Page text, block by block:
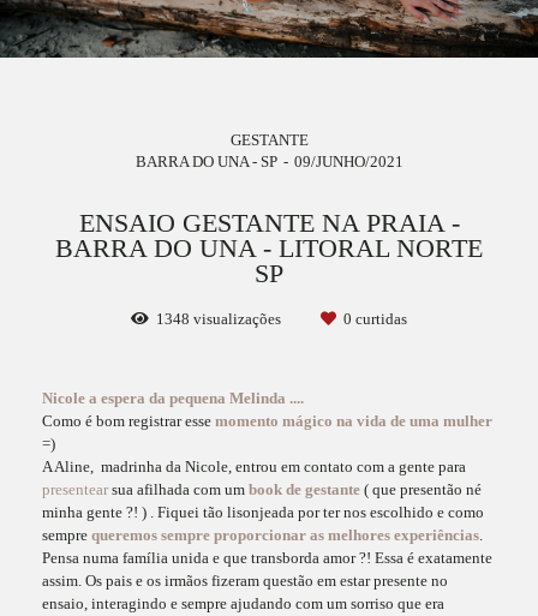
GESTANTE
BARRA DO UNA - SP
09/JUNHO/2021
ENSAIO GESTANTE NA PRAIA -
BARRA DO UNA - LITORAL NORTE
SP
1348 visualizações 0 curtidas
Nicole a espera da pequena Melinda ....
Como é bom registrar esse momento mágico na vida de uma mulher
=)
A Aline, madrinha da Nicole, entrou em contato com a gente para
presentearsua afilhada com um book de gestante ( que presentão né
minha gente ?! ) . Fiquei tão lisonjeada por ter nos escolhido e como
sempre queremos sempre proporcionar as melhores experiências.
Pensa numa família unida e que transborda amor ?! Essa é exatamente
assim. Os pais e os irmãos fizeram questão em estar presente no
ensaio, interagindo e sempre ajudando com um sorriso que era